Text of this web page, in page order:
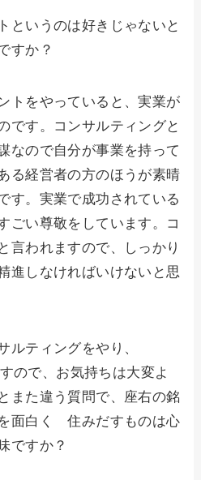
というのは好きじゃないと
すか？
トをやっていると、実業が
です。コンサルティングと
なので自分が事業を持って
る経営者の方のほうが素晴
す。実業で成功されている
ごい尊敬をしています。コ
言われますので、しっかり
進しなければいけないと思
ルティングをやり、
ので、お気持ちは大変よ
また違う質問で、座右の銘
面白く 住みだすものは心
ですか？